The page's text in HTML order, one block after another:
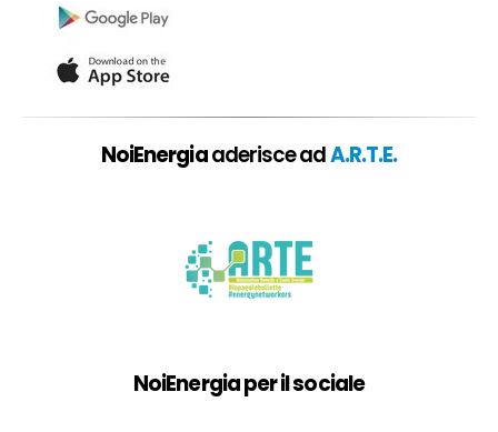
NoiEnergiaaderisce adA.R.T.E.
NoiEnergia per il sociale